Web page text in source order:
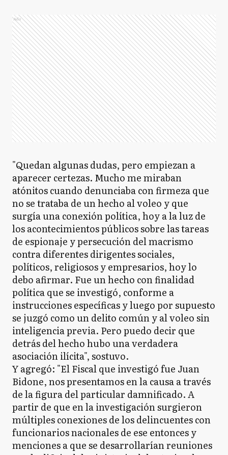
Ads
"Quedan algunas dudas, pero empiezan a
aparecer certezas. Mucho me miraban
atónitos cuando denunciaba con firmeza que
no se trataba de un hecho al voleo y que
surgía una conexión política, hoy a la luz de
los acontecimientos públicos sobre las tareas
de espionaje y persecución del macrismo
contra diferentes dirigentes sociales,
políticos, religiosos y empresarios, hoy lo
debo afirmar. Fue un hecho con finalidad
política que se investigó, conforme a
instrucciones específicas y luego por supuesto
se juzgó como un delito común y al voleo sin
inteligencia previa. Pero puedo decir que
detrás del hecho hubo una verdadera
asociación ilícita", sostuvo.
Y agregó: "El Fiscal que investigó fue Juan
Bidone, nos presentamos en la causa a través
de la figura del particular damnificado. A
partir de que en la investigación surgieron
múltiples conexiones de los delincuentes con
funcionarios nacionales de ese entonces y
menciones a que se desarrollarían reuniones